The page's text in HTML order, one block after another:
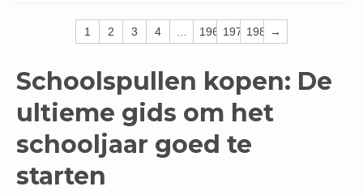
1 2 3 4 … 196 197 198 →
Schoolspullen kopen: De
ultieme gids om het
schooljaar goed te
starten